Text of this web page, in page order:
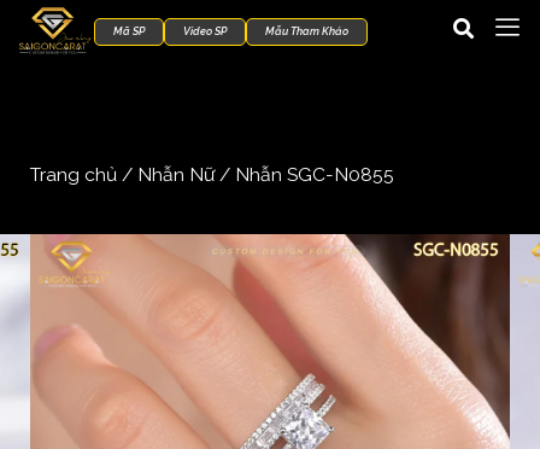
Mã SP Video SP Mẫu Tham Khảo
Trang chủ / Nhẫn Nữ/ Nhẫn SGC-N0855